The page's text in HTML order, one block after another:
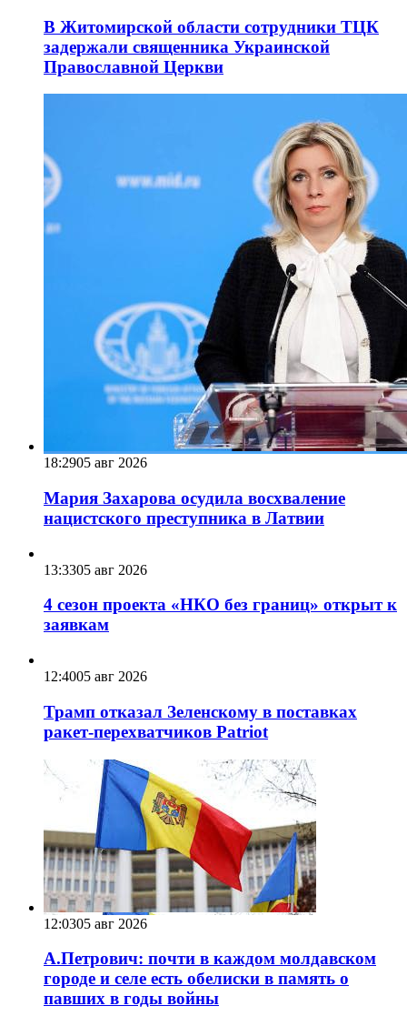
В Житомирской области сотрудники ТЦК
задержали священника Украинской
Православной Церкви
18:2905 авг 2026
Мария Захарова осудила восхваление
нацистского преступника в Латвии
13:3305 авг 2026
4 сезон проекта «НКО без границ» открыт к
заявкам
12:4005 авг 2026
Трамп отказал Зеленскому в поставках
ракет-перехватчиков Patriot
12:0305 авг 2026
А.Петрович: почти в каждом молдавском
городе и селе есть обелиски в память о
павших в годы войны